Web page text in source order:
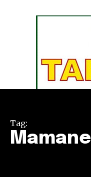
Tag:
Mamane